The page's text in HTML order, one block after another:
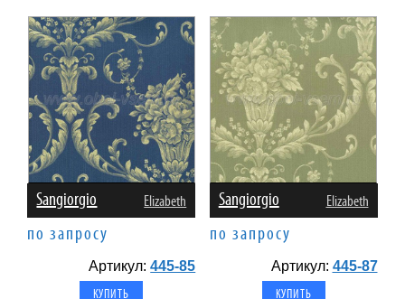
Sangiorgio Elizabeth
по запросу
Артикул:445-85
Sangiorgio Elizabeth
по запросу
Артикул: 445-87